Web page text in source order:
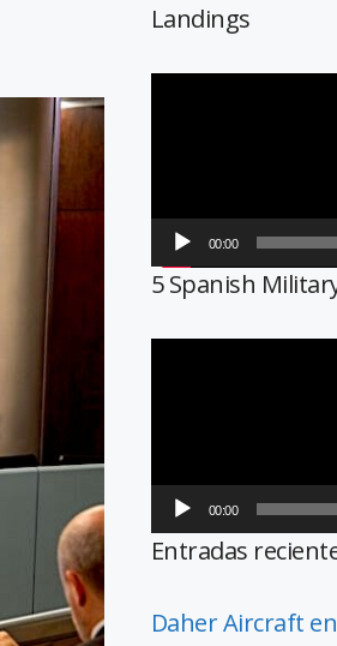
Landings
00:00
5 Spanish
00:00
Entradas
Daher Aircraft